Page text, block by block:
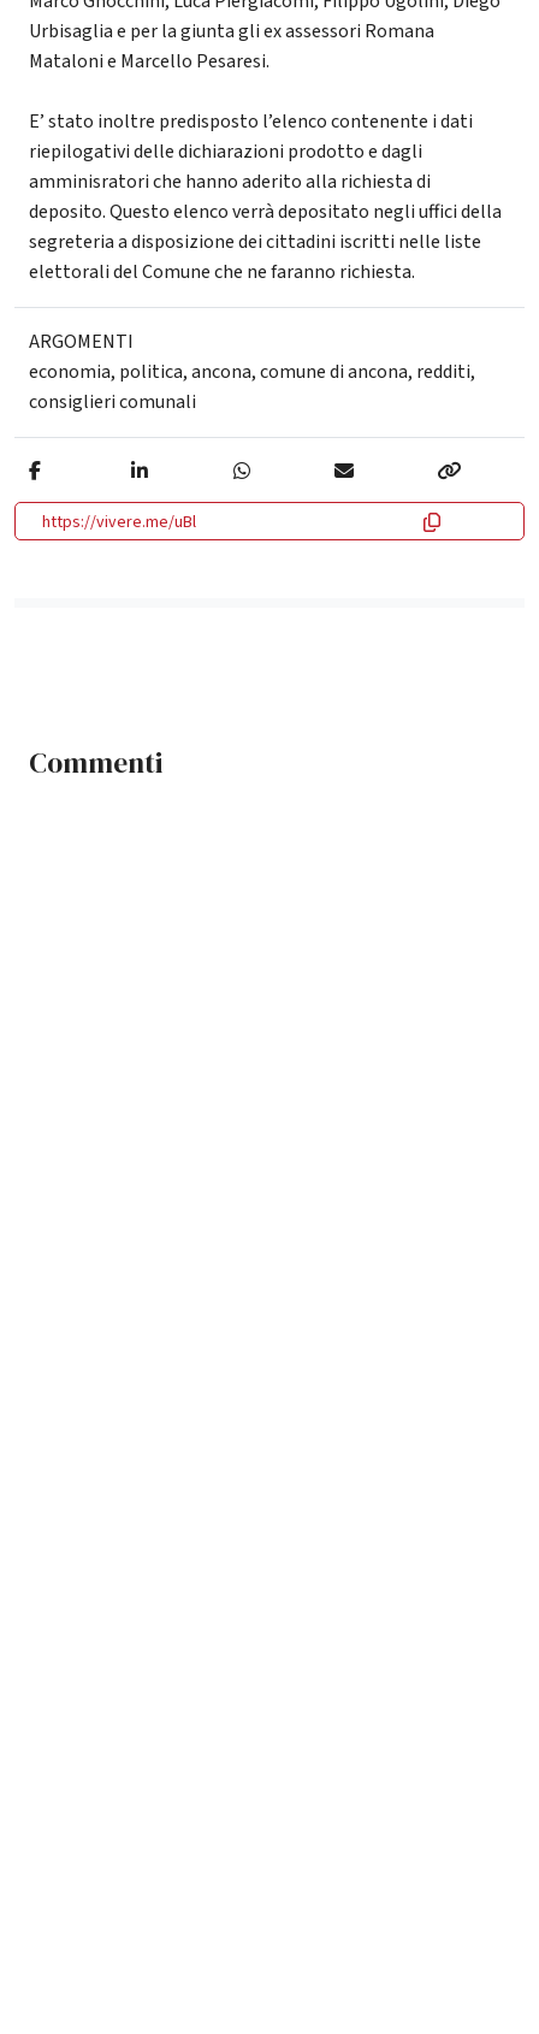
Urbisaglia e per la giunta gli ex assessori Romana
Mataloni e Marcello Pesaresi.
E’ stato inoltre predisposto l’elenco contenente i dati
riepilogativi delle dichiarazioni prodotto e dagli
amminisratori che hanno aderito alla richiesta di
deposito. Questo elenco verrà depositato negli uffici della
segreteria a disposizione dei cittadini iscritti nelle liste
elettorali del Comune che ne faranno richiesta.
ARGOMENTI
economia, politica,ancona,comune di ancona, redditi,
consiglieri comunali
https://vivere.me/uBl
Commenti